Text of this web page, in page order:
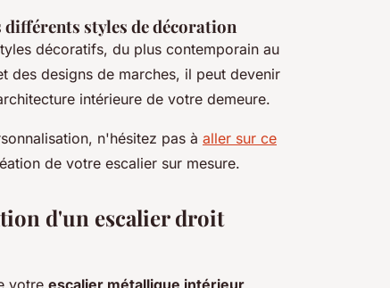
styles de décoration
décoratifs, du plus contemporain au
des designs de marches, il peut devenir
intérieure de votre demeure.
n'hésitez pas à aller sur ce
de votre escalier sur mesure.
d'un escalier droit